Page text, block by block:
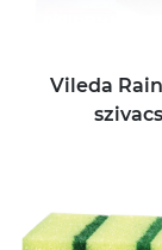
Vileda
szivacs